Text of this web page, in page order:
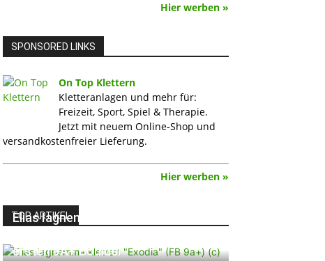
Hier werben »
SPONSORED LINKS
On Top Klettern
Kletteranlagen und mehr für:
Freizeit, Sport, Spiel & Therapie.
Jetzt mit neuem Online-Shop und
versandkostenfreier Lieferung.
Hier werben »
TOP ARTIKEL
Elias Iagnemma klettert „Exodia“:
ersten 9A+ Boulder